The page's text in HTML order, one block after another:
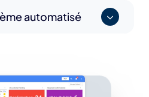
automatisé